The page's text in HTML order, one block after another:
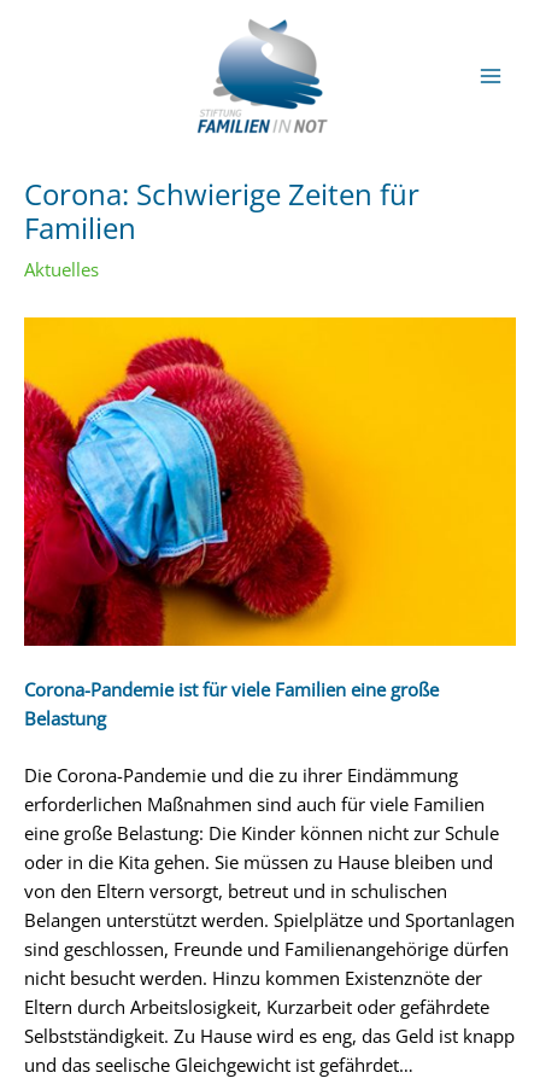
Corona: Schwierige Zeiten für
Familien
Aktuelles
Corona-Pandemie ist für viele Familien eine große
Belastung
Die Corona-Pandemie und die zu ihrer Eindämmung
erforderlichen Maßnahmen sind auch für viele Familien
eine große Belastung: Die Kinder können nicht zur Schule
oder in die Kita gehen. Sie müssen zu Hause bleiben und
von den Eltern versorgt, betreut und in schulischen
Belangen unterstützt werden. Spielplätze und Sportanlagen
sind geschlossen, Freunde und Familienangehörige dürfen
nicht besucht werden. Hinzu kommen Existenznöte der
Eltern durch Arbeitslosigkeit, Kurzarbeit oder gefährdete
Selbstständigkeit. Zu Hause wird es eng, das Geld ist knapp
und das seelische Gleichgewicht ist gefährdet…